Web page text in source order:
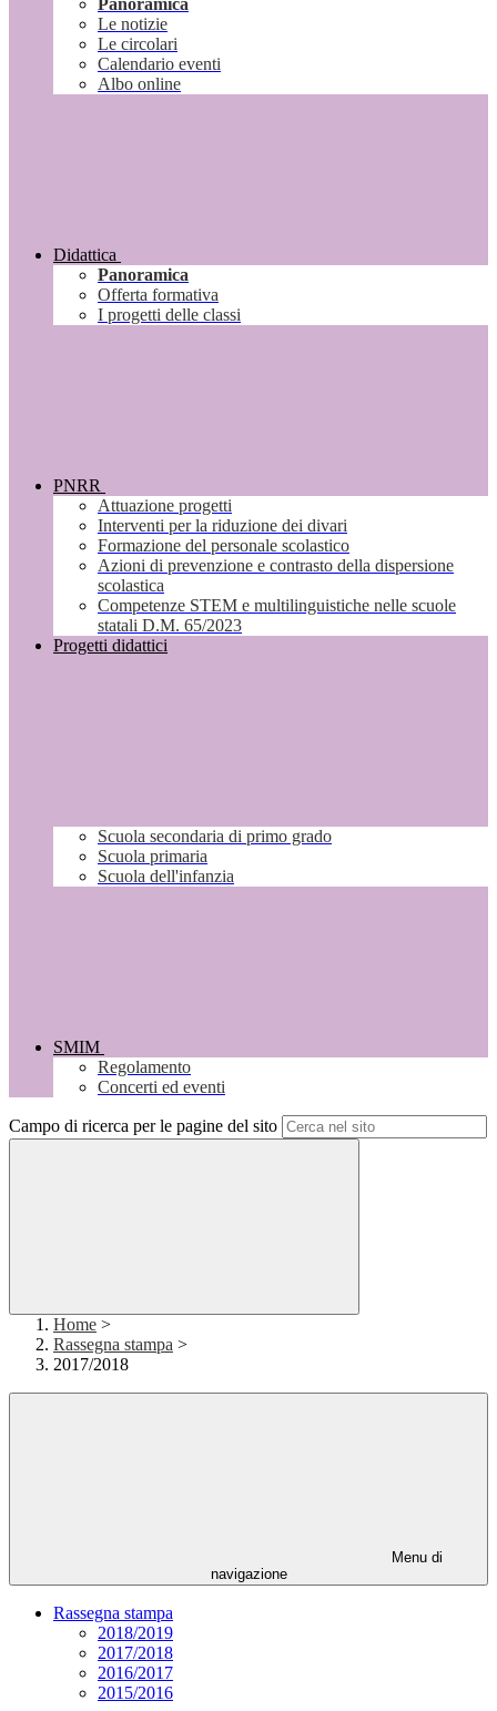
Panoramica
Le notizie
Le circolari
Calendario eventi
Albo online
Didattica
Panoramica
Offerta formativa
I progetti delle classi
PNRR
Attuazione progetti
Interventi per la riduzione dei divari
Formazione del personale scolastico
Azioni di prevenzione e contrasto della dispersione
scolastica
Competenze STEM e multilinguistiche nelle scuole
statali D.M. 65/2023
Progetti didattici
Scuola secondaria di primo grado
Scuola primaria
Scuola dell'infanzia
SMIM
Regolamento
Concerti ed eventi
Campo di ricerca per le pagine del sito
Home >
Rassegna stampa >
2017/2018
Menu di
navigazione
Rassegna stampa
2018/2019
2017/2018
2016/2017
2015/2016